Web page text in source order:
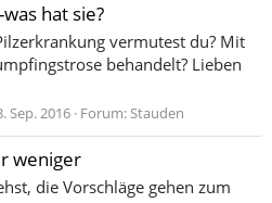
hat sie?
vermutest du? Mit
behandelt? Lieben
Sep. 2016 Forum:Stauden
weniger
die Vorschläge gehen zum